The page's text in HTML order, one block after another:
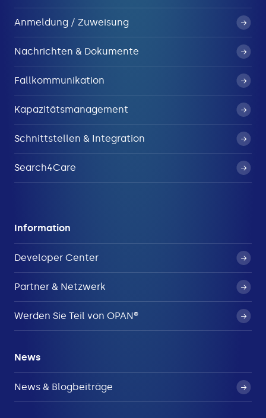
Anmeldung / Zuweisung
Nachrichten & Dokumente
Fallkommunikation
Kapazitätsmanagement
Schnittstellen & Integration
Search4Care
Information
Developer Center
Partner & Netzwerk
Werden Sie Teil von OPAN®
News
News & Blogbeiträge